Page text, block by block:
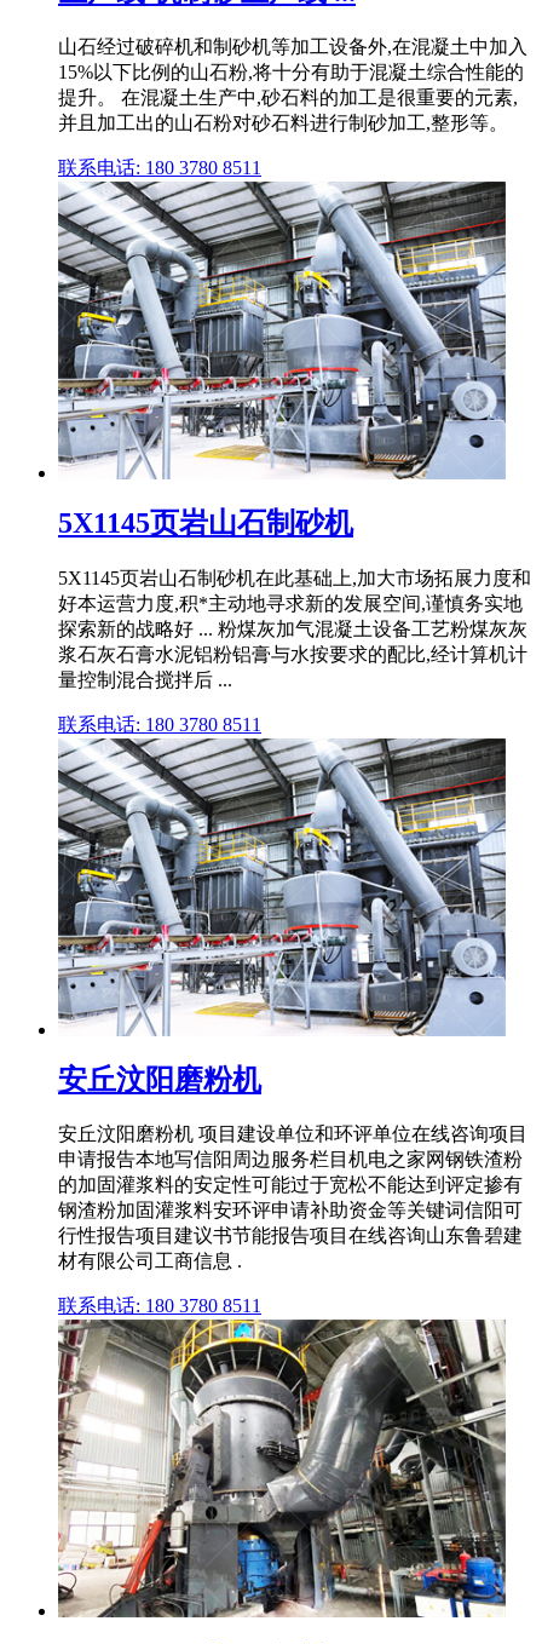
山石经过破碎机和制砂机等加工设备外,在混凝土中加入
15%以下比例的山石粉,将十分有助于混凝土综合性能的
提升。 在混凝土生产中,砂石料的加工是很重要的元素,
并且加工出的山石粉对砂石料进行制砂加工,整形等。
联系电话: 180 3780 8511
5X1145页岩山石制砂机
5X1145页岩山石制砂机在此基础上,加大市场拓展力度和
好本运营力度,积*主动地寻求新的发展空间,谨慎务实地
探索新的战略好 ... 粉煤灰加气混凝土设备工艺粉煤灰灰
浆石灰石膏水泥铝粉铝膏与水按要求的配比,经计算机计
量控制混合搅拌后 ...
联系电话: 180 3780 8511
安丘汶阳磨粉机
安丘汶阳磨粉机 项目建设单位和环评单位在线咨询项目
申请报告本地写信阳周边服务栏目机电之家网钢铁渣粉
的加固灌浆料的安定性可能过于宽松不能达到评定掺有
钢渣粉加固灌浆料安环评申请补助资金等关键词信阳可
行性报告项目建议书节能报告项目在线咨询山东鲁碧建
材有限公司工商信息 .
联系电话: 180 3780 8511